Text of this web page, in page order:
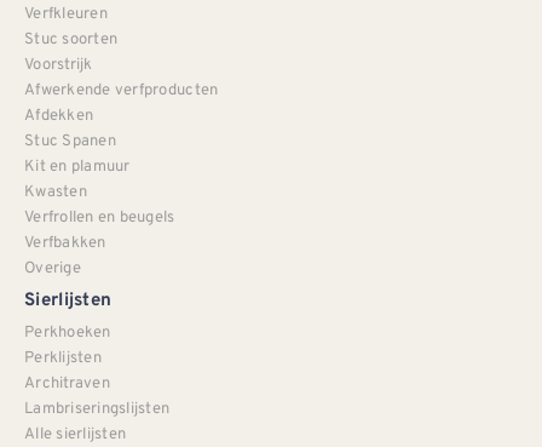
Verfkleuren
Stuc soorten
Voorstrijk
Afwerkende verfproducten
Afdekken
Stuc Spanen
Kit en plamuur
Kwasten
Verfrollen en beugels
Verfbakken
Overige
Sierlijsten
Perkhoeken
Perklijsten
Architraven
Lambriseringslijsten
Alle sierlijsten